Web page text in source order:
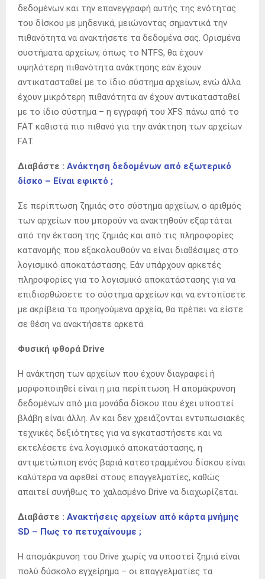
δεδομένων και την επανεγγραφή αυτής της ενότητας
του δίσκου με μηδενικά, μειώνοντας σημαντικά την
πιθανότητα να ανακτήσετε τα δεδομένα σας. Ορισμένα
συστήματα αρχείων, όπως το NTFS, θα έχουν
υψηλότερη πιθανότητα ανάκτησης εάν έχουν
αντικατασταθεί με το ίδιο σύστημα αρχείων, ενώ άλλα
έχουν μικρότερη πιθανότητα αν έχουν αντικατασταθεί
με το ίδιο σύστημα – η εγγραφή του XFS πάνω από το
FAT καθιστά πιο πιθανό για την ανάκτηση των αρχείων
FAT.
Διαβάστε : Ανάκτηση δεδομένων από εξωτερικό
δίσκο – Είναι εφικτό ;
Σε περίπτωση ζημιάς στο σύστημα αρχείων, ο αριθμός
των αρχείων που μπορούν να ανακτηθούν εξαρτάται
από την έκταση της ζημιάς και από τις πληροφορίες
κατανομής που εξακολουθούν να είναι διαθέσιμες στο
λογισμικό αποκατάστασης. Εάν υπάρχουν αρκετές
πληροφορίες για το λογισμικό αποκατάστασης για να
επιδιορθώσετε το σύστημα αρχείων και να εντοπίσετε
με ακρίβεια τα προηγούμενα αρχεία, θα πρέπει να είστε
σε θέση να ανακτήσετε αρκετά.
Φυσική φθορά Drive
Η ανάκτηση των αρχείων που έχουν διαγραφεί ή
μορφοποιηθεί είναι η μια περίπτωση. Η απομάκρυνση
δεδομένων από μια μονάδα δίσκου που έχει υποστεί
βλάβη είναι άλλη. Αν και δεν χρειάζονται εντυπωσιακές
τεχνικές δεξιότητες για να εγκαταστήσετε και να
εκτελέσετε ένα λογισμικό αποκατάστασης, η
αντιμετώπιση ενός βαριά κατεστραμμένου δίσκου είναι
καλύτερα να αφεθεί στους επαγγελματίες, καθώς
απαιτεί συνήθως το χαλασμένο Drive να διαχωρίζεται.
Διαβάστε : Ανακτήσεις αρχείων από κάρτα μνήμης
SD – Πως το πετυχαίνουμε ;
Η απομάκρυνση του Drive χωρίς να υποστεί ζημιά είναι
πολύ δύσκολο εγχείρημα – οι επαγγελματίες τα